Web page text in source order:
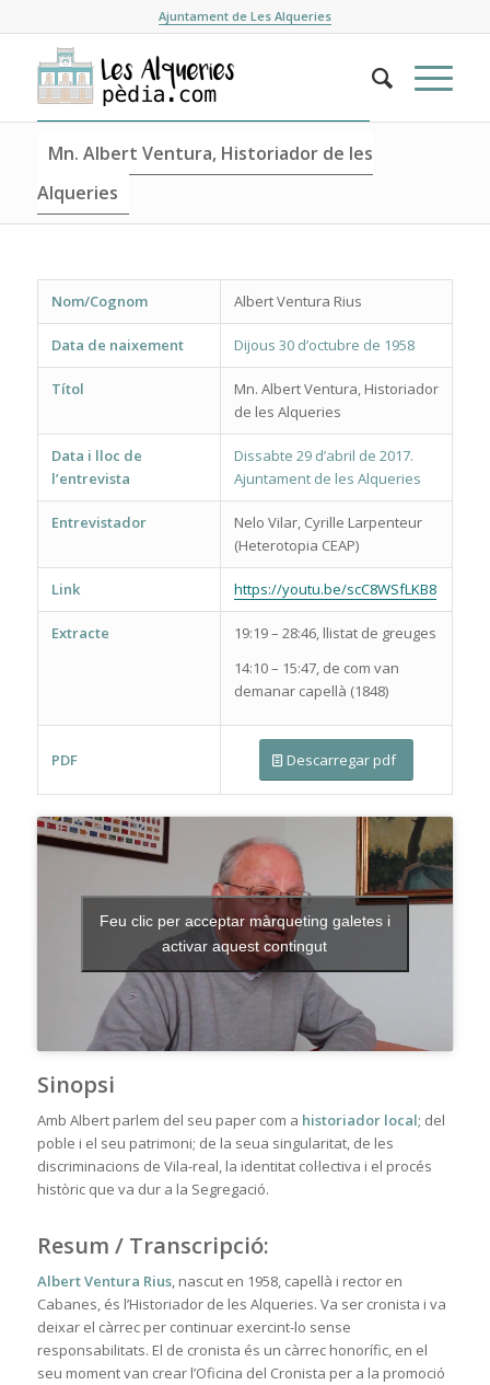
Ajuntament de Les Alqueries
Mn. Albert Ventura, Historiador de les
Alqueries
Nom/Cognom Albert Ventura Rius
Data de naixement Dijous 30 d’octubre de 1958
Títol
Mn. Albert Ventura, Historiador
de les Alqueries
Data i lloc de
l’entrevista
Dissabte 29 d’abril de 2017.
Ajuntament de les Alqueries
Entrevistador
Nelo Vilar, Cyrille Larpenteur
(Heterotopia CEAP)
Link https://youtu.be/scC8WSfLKB8
Extracte
19:19 – 28:46, llistat de greuges
14:10 – 15:47, de com van
demanar capellà (1848)
PDF Descarregar pdf
Feu clic per acceptar màrqueting galetes i
activar aquest contingut
Sinopsi
Amb Albert parlem del seu paper com a historiador local; del
poble i el seu patrimoni; de la seua singularitat, de les
discriminacions de Vila-real, la identitat col·lectiva i el procés
històric que va dur a la Segregació.
Resum / Transcripció:
Albert Ventura Rius, nascut en 1958, capellà i rector en
Cabanes, és l’Historiador de les Alqueries. Va ser cronista i va
deixar el càrrec per continuar exercint-lo sense
responsabilitats. El de cronista és un càrrec honorífic, en el
seu moment van crear l’Oficina del Cronista per a la promoció